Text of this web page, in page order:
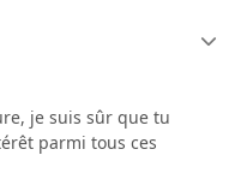
je suis sûr que tu
parmi tous ces